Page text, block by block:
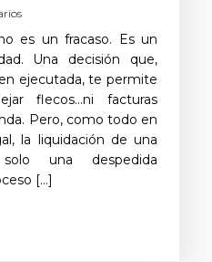
es un fracaso. Es un
Una decisión que,
ejecutada, te permite
flecos…ni facturas
Pero, como todo en
la liquidación de una
una despedida
[…]